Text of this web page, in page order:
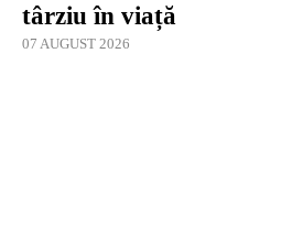
târziu în viață
07 AUGUST 2026